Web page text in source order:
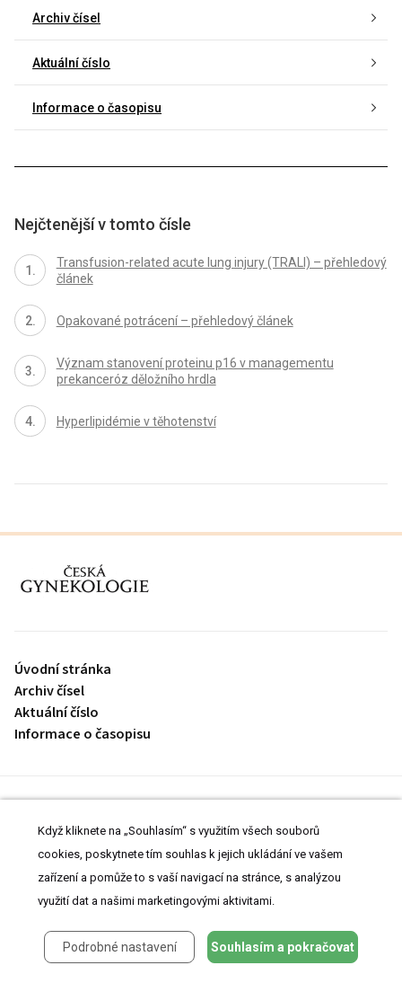
Archiv čísel
Aktuální číslo
Informace o časopisu
Nejčtenější v tomto čísle
Transfusion-related acute lung injury (TRALI) – přehledový
článek
Opakované potrácení – přehledový článek
Význam stanovení proteinu p16 v managementu
prekanceróz děložního hrdla
Hyperlipidémie v těhotenství
proLékaře.cz
Úvodní stránka
Archiv čísel
Aktuální číslo
Informace o časopisu
Archiv čísel
Aktuální číslo
Informace o časopisu
Prohlášení o cookies
Nastavení cookies
© 2008-2026 MeDitorial | ISSN 1803-6597
Když kliknete na „Souhlasím“ s využitím všech souborů
cookies, poskytnete tím souhlas k jejich ukládání ve vašem
zařízení a pomůže to s vaší navigací na stránce, s analýzou
využití dat a našimi marketingovými aktivitami.
Podrobné nastavení Souhlasím a pokračovat